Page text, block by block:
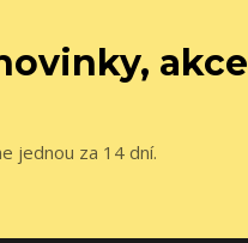
akce
jednou za 14 dní.